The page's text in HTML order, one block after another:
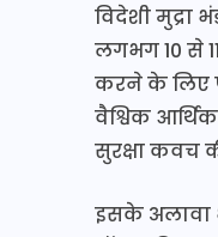
विदेशी मुद्रा
लगभग 10 से
करने के लिए
वैश्विक
सुरक्षा कवच
इसके अलावा